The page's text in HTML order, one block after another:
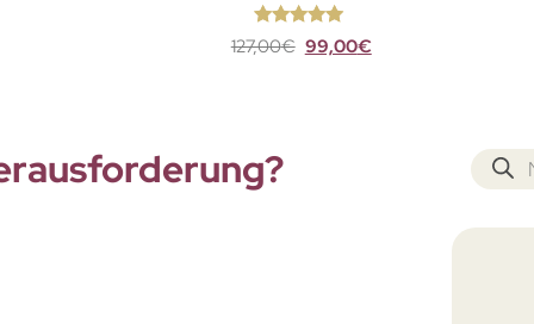
Bewertet
mit5 von
127,00€ 99,00€